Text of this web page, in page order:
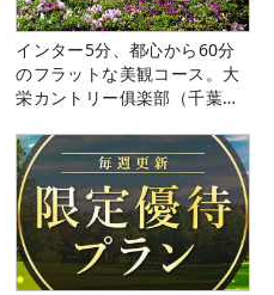
インター5分、都心から60分
のフラットな美観コース。大
栄カントリー俱楽部（千葉